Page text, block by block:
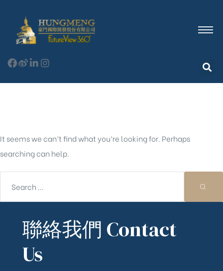
It seems we can’t find what you’re looking for. Perhaps
searching can help.
聯絡我們 Contact
Us